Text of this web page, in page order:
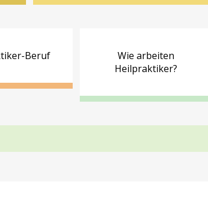
Beruf
Wie arbeiten
Heilpraktiker?